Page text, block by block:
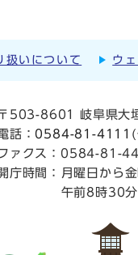
扱いについて ウ
503-8601 岐阜県大
話：0584-81-4111
ァクス：0584-81-
庁時間：
月曜日から金
午前8時30分